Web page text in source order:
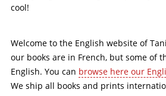
cool!
Welcome to the English website of
our books are in French, but some of
English. You can browse here our
We ship all books and prints